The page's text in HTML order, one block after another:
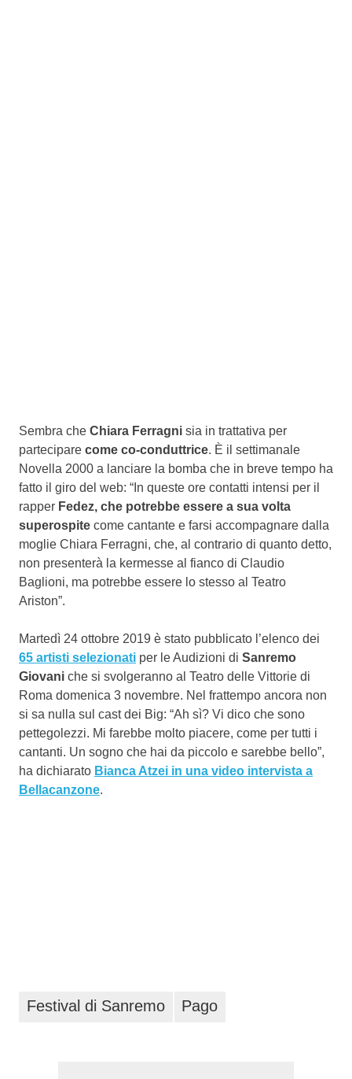
Sembra che Chiara Ferragni sia in trattativa per
partecipare come co-conduttrice. È il settimanale
Novella 2000 a lanciare la bomba che in breve tempo ha
fatto il giro del web: “In queste ore contatti intensi per il
rapper Fedez, che potrebbe essere a sua volta
superospite come cantante e farsi accompagnare dalla
moglie Chiara Ferragni, che, al contrario di quanto detto,
non presenterà la kermesse al fianco di Claudio
Baglioni, ma potrebbe essere lo stesso al Teatro
Ariston”.
Martedì 24 ottobre 2019 è stato pubblicato l’elenco dei
65 artisti selezionati per le Audizioni di Sanremo
Giovani che si svolgeranno al Teatro delle Vittorie di
Roma domenica 3 novembre. Nel frattempo ancora non
si sa nulla sul cast dei Big: “Ah sì? Vi dico che sono
pettegolezzi. Mi farebbe molto piacere, come per tutti i
cantanti. Un sogno che hai da piccolo e sarebbe bello”,
ha dichiarato Bianca Atzei in una video intervista a
Bellacanzone.
Festival di Sanremo Pago